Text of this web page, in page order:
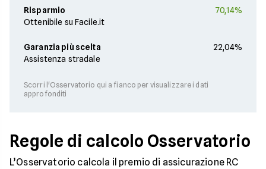
Risparmio
Ottenibile su Facile.it
70,14%
Garanzia più scelta
Assistenza stradale
22,04%
Scorri l'Osservatorio qui a fianco per visualizzare i dati
approfonditi
Regole di calcolo Osservatorio
L’Osservatorio calcola il premio di assicurazione RC